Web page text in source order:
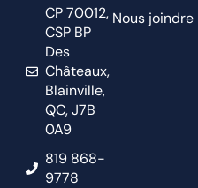
CP 70012,
CSP BP
Des
Châteaux,
Blainville,
QC, J7B
0A9
819 868-
9778
Nous joindre